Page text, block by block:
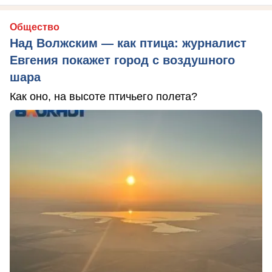
Общество
Над Волжским — как птица: журналист
Евгения покажет город с воздушного
шара
Как оно, на высоте птичьего полета?